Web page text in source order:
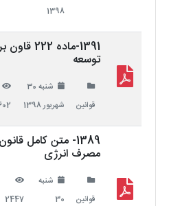
1398
1391-ماده
توسعه
قوانین
شنبه 30
شهریور 1398
1389- متن کامل
مصرف انرژی
قوانین
شنبه
30
2447